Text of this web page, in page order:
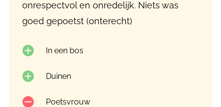
onrespectvol en onredelijk. Niets was
goed gepoetst (onterecht)
In een bos
Duinen
Poetsvrouw